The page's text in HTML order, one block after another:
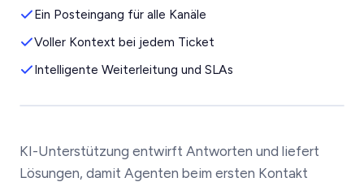
Ein Posteingang für alle Kanäle
Voller Kontext bei jedem Ticket
Intelligente Weiterleitung und SLAs
KI-Unterstützung entwirft Antworten und liefert
Lösungen, damit Agenten beim ersten Kontakt